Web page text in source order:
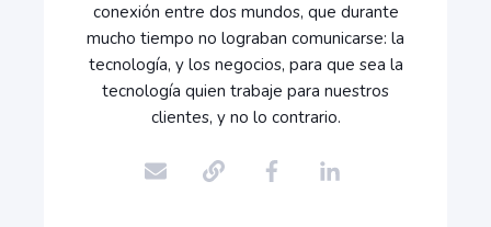
conexión entre dos mundos, que durante
mucho tiempo no lograban comunicarse: la
tecnología, y los negocios, para que sea la
tecnología quien trabaje para nuestros
clientes, y no lo contrario.